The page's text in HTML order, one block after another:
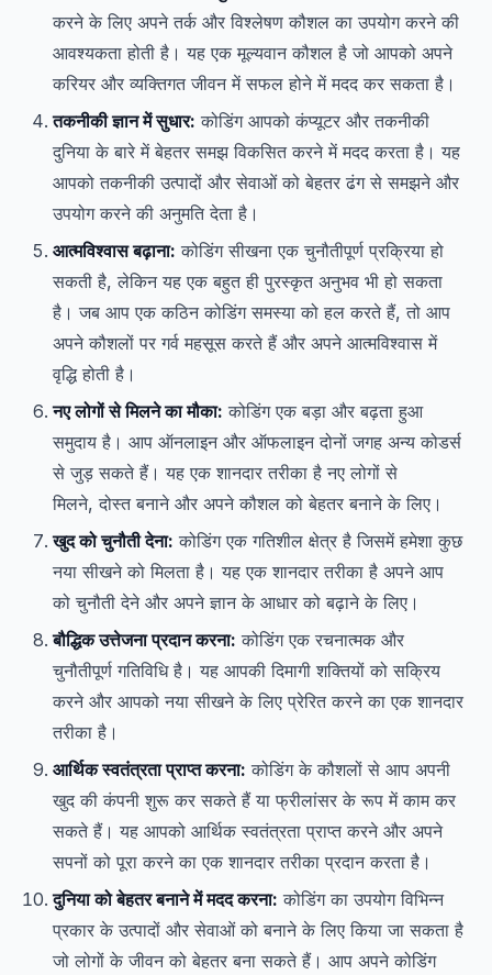
करने के लिए अपने तर्क और विश्लेषण कौशल का उपयोग करने की
आवश्यकता होती है। यह एक मूल्यवान कौशल है जो आपको अपने
करियर और व्यक्तिगत जीवन में सफल होने में मदद कर सकता है।
तकनीकी ज्ञान में सुधार: कोडिंग आपको कंप्यूटर और तकनीकी
दुनिया के बारे में बेहतर समझ विकसित करने में मदद करता है। यह
आपको तकनीकी उत्पादों और सेवाओं को बेहतर ढंग से समझने और
उपयोग करने की अनुमति देता है।
आत्मविश्वास बढ़ाना: कोडिंग सीखना एक चुनौतीपूर्ण प्रक्रिया हो
सकती है, लेकिन यह एक बहुत ही पुरस्कृत अनुभव भी हो सकता
है। जब आप एक कठिन कोडिंग समस्या को हल करते हैं, तो आप
अपने कौशलों पर गर्व महसूस करते हैं और अपने आत्मविश्वास में
वृद्धि होती है।
नए लोगों से मिलने का मौका: कोडिंग एक बड़ा और बढ़ता हुआ
समुदाय है। आप ऑनलाइन और ऑफलाइन दोनों जगह अन्य कोडर्स
से जुड़ सकते हैं। यह एक शानदार तरीका है नए लोगों से
मिलने, दोस्त बनाने और अपने कौशल को बेहतर बनाने के लिए।
खुद को चुनौती देना: कोडिंग एक गतिशील क्षेत्र है जिसमें हमेशा कुछ
नया सीखने को मिलता है। यह एक शानदार तरीका है अपने आप
को चुनौती देने और अपने ज्ञान के आधार को बढ़ाने के लिए।
बौद्धिक उत्तेजना प्रदान करना: कोडिंग एक रचनात्मक और
चुनौतीपूर्ण गतिविधि है। यह आपकी दिमागी शक्तियों को सक्रिय
करने और आपको नया सीखने के लिए प्रेरित करने का एक शानदार
तरीका है।
आर्थिक स्वतंत्रता प्राप्त करना: कोडिंग के कौशलों से आप अपनी
खुद की कंपनी शुरू कर सकते हैं या फ्रीलांसर के रूप में काम कर
सकते हैं। यह आपको आर्थिक स्वतंत्रता प्राप्त करने और अपने
सपनों को पूरा करने का एक शानदार तरीका प्रदान करता है।
दुनिया को बेहतर बनाने में मदद करना: कोडिंग का उपयोग विभिन्न
प्रकार के उत्पादों और सेवाओं को बनाने के लिए किया जा सकता है
जो लोगों के जीवन को बेहतर बना सकते हैं। आप अपने कोडिंग